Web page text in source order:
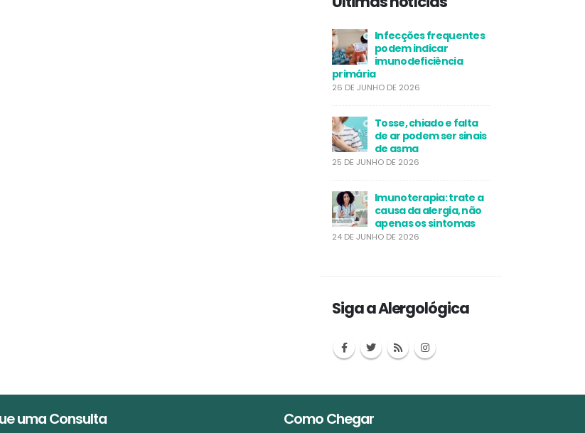
Infecções frequentes
podem indicar
imunodeficiência
primária
26 DE JUNHO DE 2026
Tosse, chiado e falta
de ar podem ser sinais
de asma
25 DE JUNHO DE 2026
Imunoterapia: trate a
causa da alergia, não
apenas os sintomas
24 DE JUNHO DE 2026
Siga a Alergológica
uma Consulta Como Chegar